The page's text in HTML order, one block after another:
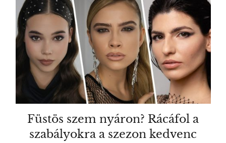
Füstös szem nyáron? Rácáfol a
szabályokra a szezon kedvenc